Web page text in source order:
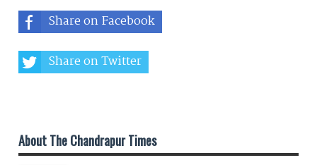
Share on Facebook
Share on Twitter
About The Chandrapur Times